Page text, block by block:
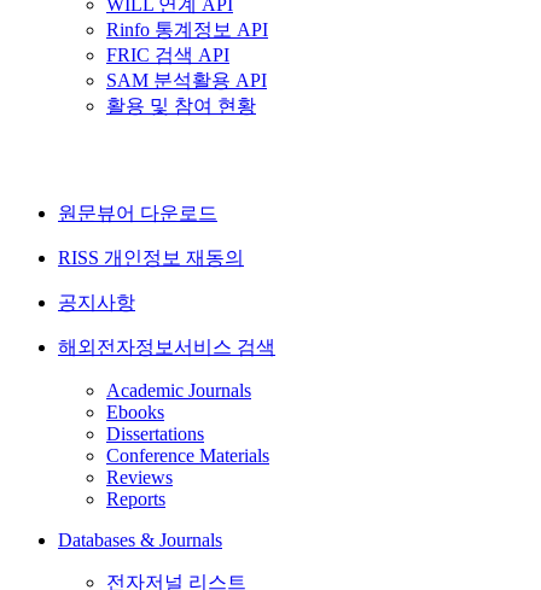
WILL 연계 API
Rinfo 통계정보 API
FRIC 검색 API
SAM 분석활용 API
활용 및 참여 현황
원문뷰어 다운로드
RISS 개인정보 재동의
공지사항
해외전자정보서비스 검색
Academic Journals
Ebooks
Dissertations
Conference Materials
Reviews
Reports
Databases & Journals
전자저널 리스트